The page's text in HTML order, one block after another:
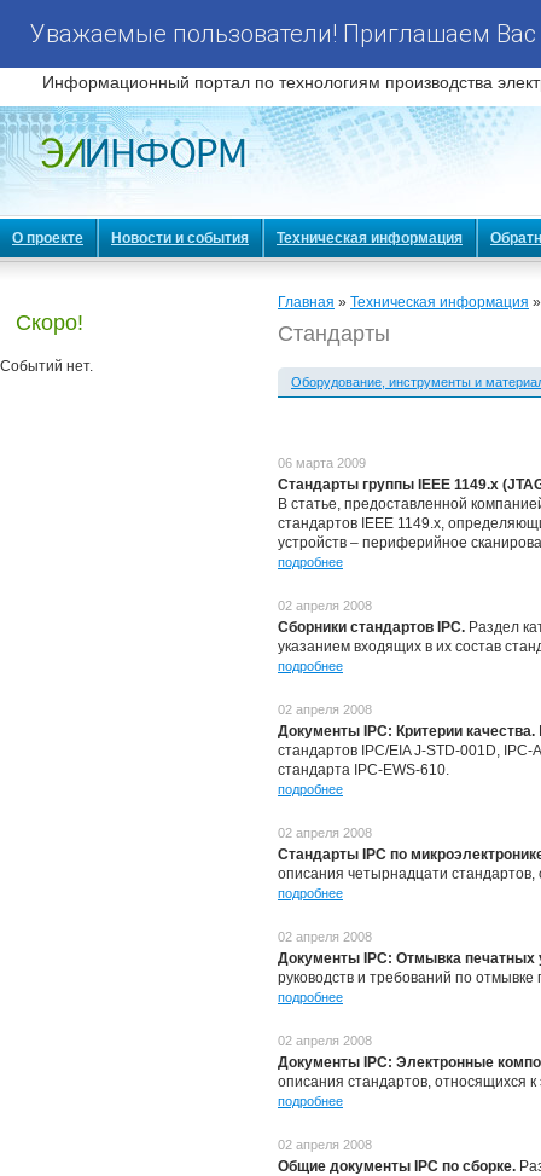
Уважаемые пользователи! Приглашаем
Информационный портал по технологиям производства
О проекте Новости и события Техническая информация
Скоро!
Событий нет.
Главная » Техническая информация
Стандарты
Оборудование, инструменты и
06 марта 2009
Стандарты группы IEEE 1149.x
В статье, предоставленной
стандартов IEEE 1149.х,
устройств – периферийное
подробнее
02 апреля 2008
Сборники стандартов IPC. Раздел
указанием входящих в их состав
подробнее
02 апреля 2008
Документы IPC: Критерии качества.
стандартов IPC/EIA J-STD-001D,
стандарта IPC-EWS-610.
подробнее
02 апреля 2008
Стандарты IPC по
описания четырнадцати
подробнее
02 апреля 2008
Документы IPC: Отмывка печатных
руководств и требований по
подробнее
02 апреля 2008
Документы IPC: Электронные
описания стандартов, относящихся
подробнее
02 апреля 2008
Общие документы IPC по сборке.